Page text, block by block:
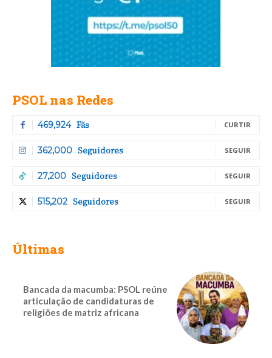
PSOL nas Redes
469,924 Fãs CURTIR
362,000 Seguidores SEGUIR
27,200 Seguidores SEGUIR
515,202 Seguidores SEGUIR
Últimas
Bancada da macumba: PSOL reúne
articulação de candidaturas de
religiões de matriz africana